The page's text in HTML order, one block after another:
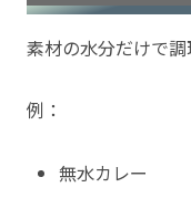
素材の水分だけで調
例：
無水カレー